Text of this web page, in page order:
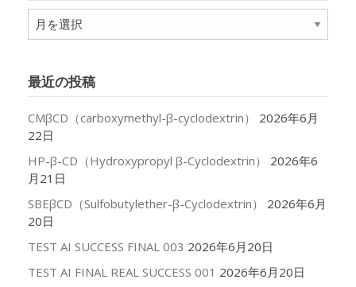
ア
ー
ブ
最近の投稿
CMβCD（carboxymethyl-β-cyclodextrin）
2026年6月
22日
HP-β-CD（Hydroxypropyl β-Cyclodextrin）
2026年6
月21日
SBEβCD（Sulfobutylether-β-Cyclodextrin）
2026年6月
20日
TEST AI SUCCESS FINAL 003 2026年6月20日
TEST AI FINAL REAL SUCCESS 001 2026年6月20日